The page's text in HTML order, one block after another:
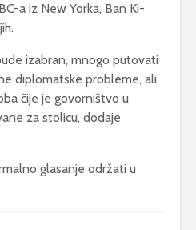
a iz New Yorka, Ban Ki-
izabran, mnogo putovati
diplomatske probleme, ali
čije je govorništvo u
za stolicu, dodaje
glasanje održati u